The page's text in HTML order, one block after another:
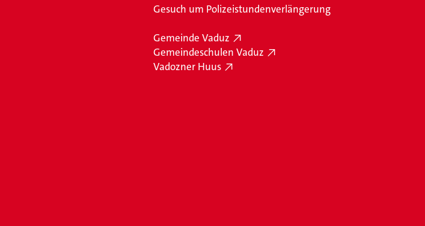
Gesuch um Polizeistundenverlängerung
Gemeinde Vaduz
Gemeindeschulen Vaduz
Vadozner Huus